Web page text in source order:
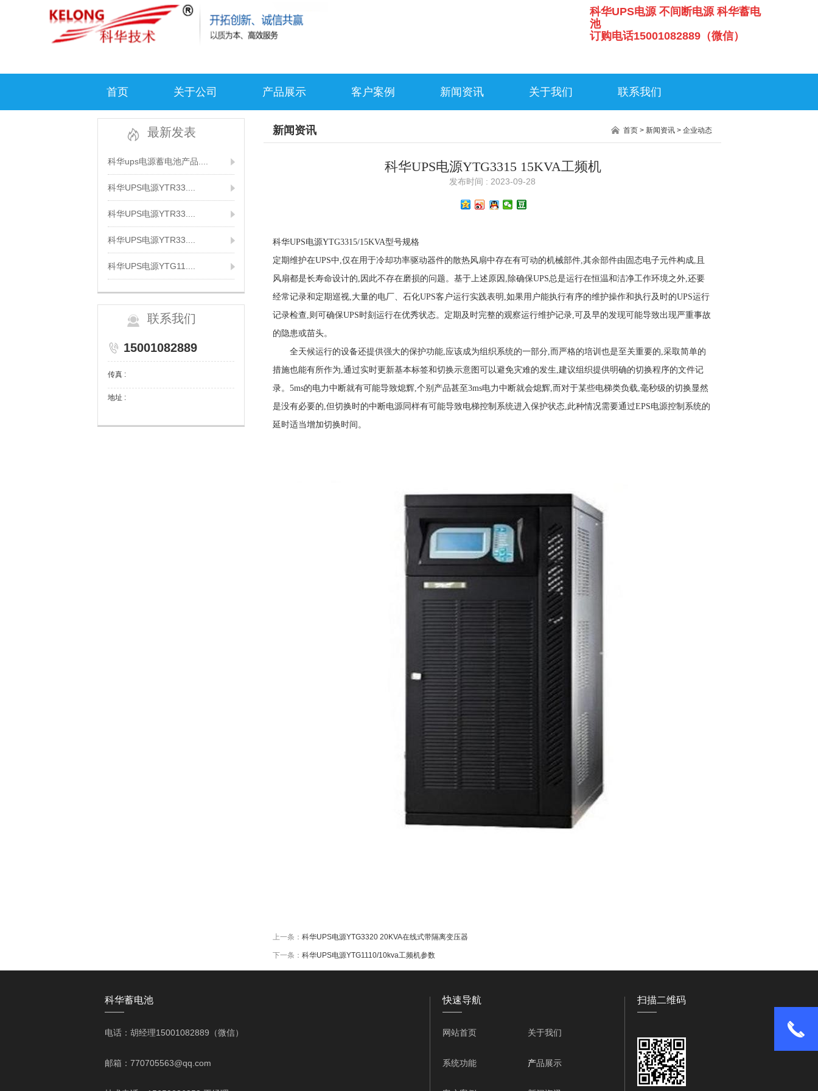
科华UPS电源 不间断电源 科华蓄电
池
订购电话15001082889（微信）
首页 关于公司 产品展示 客户案例 新闻资讯 关于我们 联系我们
最新发表
科华ups电源蓄电池产品....
科华UPS电源YTR33....
科华UPS电源YTR33....
科华UPS电源YTR33....
科华UPS电源YTG11....
联系我们
15001082889
传真 :
地址 :
新闻资讯 首页> 新闻资讯> 企业动态
科华UPS电源YTG3315 15KVA工频机
发布时间 : 2023-09-28
科华UPS电源YTG3315/15KVA型号规格
定期维护在UPS中,仅在用于冷却功率驱动器件的散热风扇中存在有可动的机械部件,其余部件由固态电子元件构成,且
风扇都是长寿命设计的,因此不存在磨损的问题。基于上述原因,除确保UPS总是运行在恒温和洁净工作环境之外,还要
经常记录和定期巡视,大量的电厂、石化UPS客户运行实践表明,如果用户能执行有序的维护操作和执行及时的UPS运行
记录检查,则可确保UPS时刻运行在优秀状态。定期及时完整的观察运行维护记录,可及早的发现可能导致出现严重事故
的隐患或苗头。
全天候运行的设备还提供强大的保护功能,应该成为组织系统的一部分,而严格的培训也是至关重要的,采取简单的
措施也能有所作为,通过实时更新基本标签和切换示意图可以避免灾难的发生,建议组织提供明确的切换程序的文件记
录。5ms的电力中断就有可能导致熄辉,个别产品甚至3ms电力中断就会熄辉,而对于某些电梯类负载,毫秒级的切换显然
是没有必要的,但切换时的中断电源同样有可能导致电梯控制系统进入保护状态,此种情况需要通过EPS电源控制系统的
延时适当增加切换时间。
上一条： 科华UPS电源YTG3320 20KVA在线式带隔离变压器
下一条： 科华UPS电源YTG1110/10kva工频机参数
科华蓄电池
——
快速导航
——
扫描二维码
——
电话：胡经理15001082889（微信） 网站首页 关于我们
邮箱：770705563@qq.com 系统功能 产品展示